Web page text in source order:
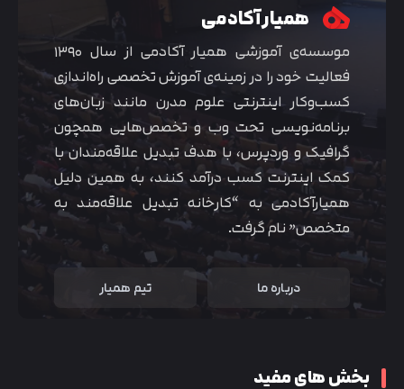
همیار آکادمی
موسسه‌ی آموزشی همیار آکادمی از سال ۱۳۹۰
فعالیت خود را در زمینه‌ی آموزش تخصصی راه‌اندازی
کسب‌و‌کار اینترنتی علوم مدرن مانند زبان‌های
برنامه‌نویسی تحت وب و تخصص‌هایی همچون
گرافیک و وردپرس، با هدف تبدیل علاقه‌مندان با
کمک اینترنت کسب درآمد کنند، به همین دلیل
همیارآکادمی به “کارخانه تبدیل علاقه‌مند به
متخصص” نام گرفت.
درباره ما تیم همیار
بخش های مفید